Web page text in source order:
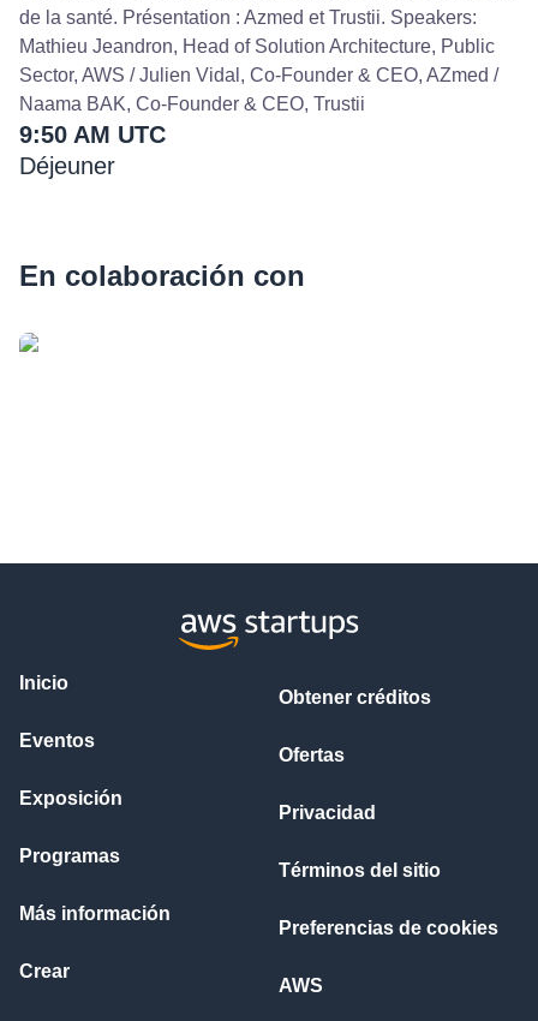
de la santé. Présentation : Azmed et Trustii. Speakers:
Mathieu Jeandron, Head of Solution Architecture, Public
Sector, AWS / Julien Vidal, Co-Founder & CEO, AZmed /
Naama BAK, Co-Founder & CEO, Trustii
9:50 AM UTC
Déjeuner
En colaboración con
Inicio
Eventos
Exposición
Programas
Más información
Crear
Obtener créditos
Ofertas
Privacidad
Términos del sitio
Preferencias de cookies
AWS